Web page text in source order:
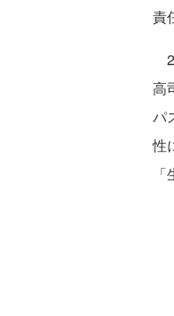
責
高
パ
性